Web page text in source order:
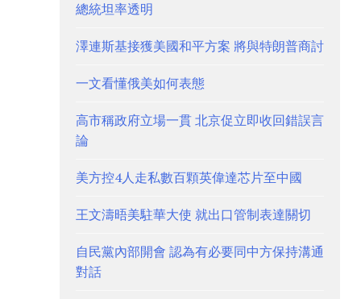
總統坦率透明
澤連斯基接獲美國和平方案 將與特朗普商討
一文看懂俄美如何表態
高市稱政府立場一貫 北京促立即收回錯誤言
論
美方控4人走私數百顆英偉達芯片至中國
王文濤晤美駐華大使 就出口管制表達關切
自民黨內部開會 認為有必要同中方保持溝通
對話